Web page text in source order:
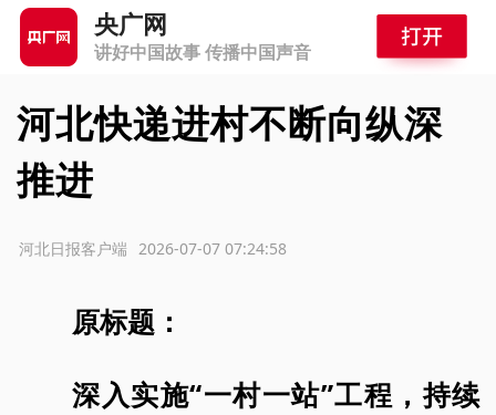
央广网
讲好中国故事 传播中国声音
河北快递进村不断向纵深
推进
2026-07-07 07:24:58
河北日报客户端
原标题：
深入实施“一村一站”工程，持续